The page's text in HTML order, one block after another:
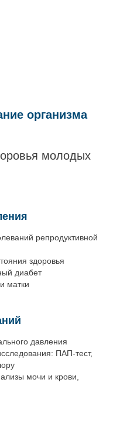
организма
молодых
репродуктивной
здоровья
диабет
матки
давления
ПАП-тест,
мочи и крови,